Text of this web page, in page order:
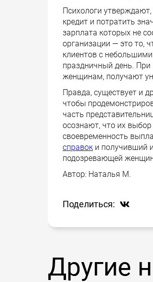
Психологи
кредит и потратить
зарплата которых не
организации — это то,
клиентов с
праздничный день.
женщинам, получают
Правда, существует и
чтобы
часть
осознают, что их
своевременность
справок и получивший
подозревающей
Автор: Наталья М.
Поделиться:
Другие